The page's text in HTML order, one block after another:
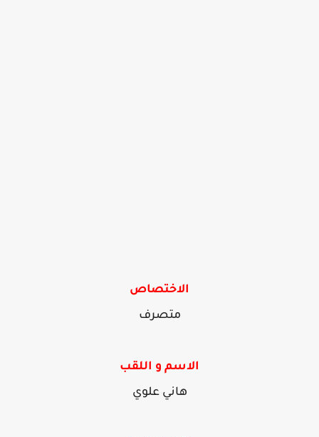
الاختصاص
متصرف
الاسم و اللقب
هاني علوي